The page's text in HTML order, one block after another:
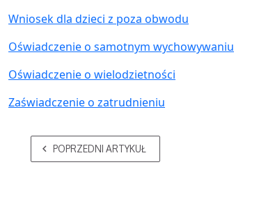
Wniosek dla dzieci z poza obwodu
Oświadczenie o samotnym wychowywaniu
Oświadczenie o wielodzietności
Zaświadczenie o zatrudnieniu
POPRZEDNI ARTYKUŁ